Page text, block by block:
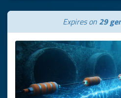
Expires on 29